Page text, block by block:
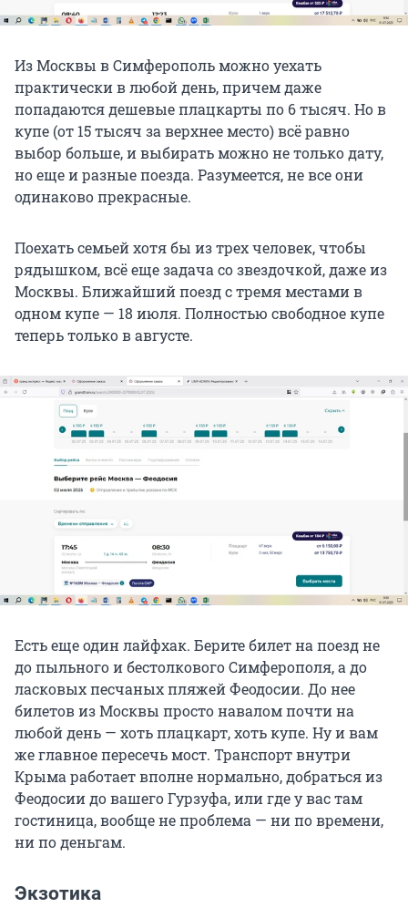
Из Москвы в Симферополь можно уехать
практически в любой день, причем даже
попадаются дешевые плацкарты по 6 тысяч. Но в
купе (от 15 тысяч за верхнее место) всё равно
выбор больше, и выбирать можно не только дату,
но еще и разные поезда. Разумеется, не все они
одинаково прекрасные.
Поехать семьей хотя бы из трех человек, чтобы
рядышком, всё еще задача со звездочкой, даже из
Москвы. Ближайший поезд с тремя местами в
одном купе — 18 июля. Полностью свободное купе
теперь только в августе.
Есть еще один лайфхак. Берите билет на поезд не
до пыльного и бестолкового Симферополя, а до
ласковых песчаных пляжей Феодосии. До нее
билетов из Москвы просто навалом почти на
любой день — хоть плацкарт, хоть купе. Ну и вам
же главное пересечь мост. Транспорт внутри
Крыма работает вполне нормально, добраться из
Феодосии до вашего Гурзуфа, или где у вас там
гостиница, вообще не проблема — ни по времени,
ни по деньгам.
Экзотика